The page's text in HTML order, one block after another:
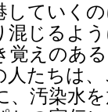
ていくの
混じるよ
覚えのあ
たちは、
、汚染水